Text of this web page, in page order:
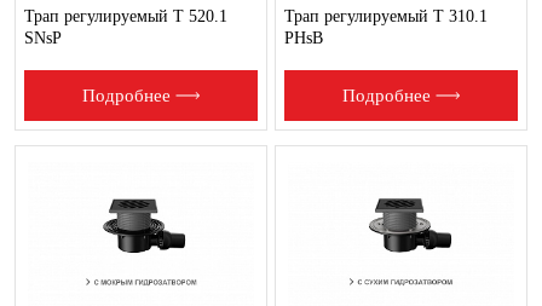
Трап регулируемый T 520.1
SNsP
Подробнее
Трап регулируемый T 310.1
PHsB
Подробнее